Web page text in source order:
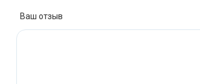
Ваш отзыв